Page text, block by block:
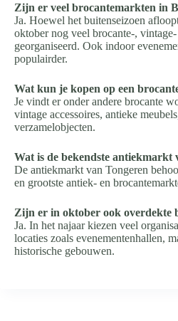
Zijn er veel brocantemarkten in
Ja. Hoewel het buitenseizoen
oktober nog veel brocante-,
georganiseerd. Ook indoor
populairder.
Wat kun je kopen op een
Je vindt er onder andere brocante
vintage accessoires, antieke
verzamelobjecten.
Wat is de bekendste antiekmarkt
De antiekmarkt van Tongeren
en grootste antiek- en
Zijn er in oktober ook overdekte
Ja. In het najaar kiezen veel
locaties zoals evenementenhallen,
historische gebouwen.